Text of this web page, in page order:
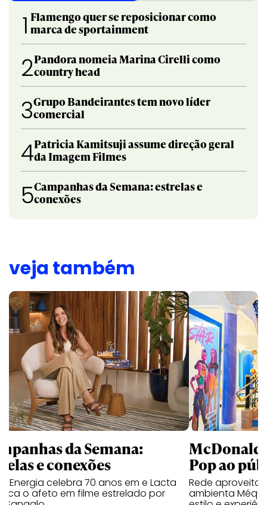
1 Flamengo quer se reposicionar como
marca de sportainment
2Pandora nomeia Marina Cirelli como
country head
3Grupo Bandeirantes tem novo líder
comercial
4Patricia Kamitsuji assume direção geral
da Imagem Filmes
5Campanhas da Semana: estrelas e
conexões
veja também
da Semana:
e conexões
Energia celebra 70 anos em e Lacta
o afeto em filme estrelado por
Pop ao
Rede aproveita
ambienta Méqui